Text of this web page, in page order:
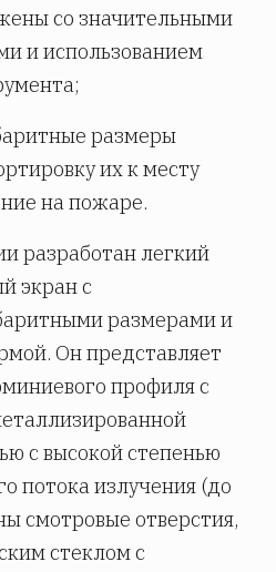
со значительными
и использованием
размеры
их к месту
на пожаре.
легкий
экран с
размерами и
Он представляет
профиля с
с высокой степенью
потока излучения (до
смотровые отверстия,
стеклом с